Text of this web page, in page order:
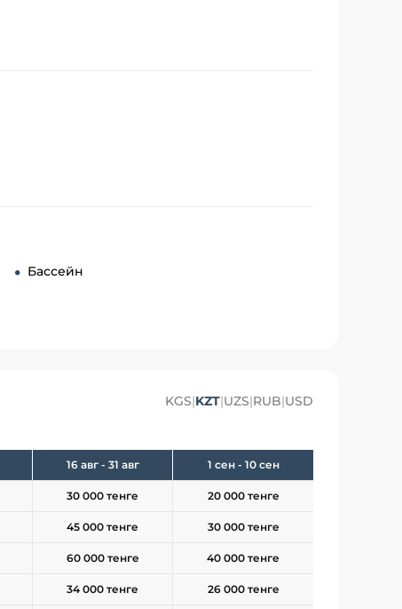
Бассейн
KGS|KZT|UZS|RUB|USD
16 авг - 31 авг 1 сен - 10 сен
30 000 тенге 20 000 тенге
45 000 тенге 30 000 тенге
60 000 тенге 40 000 тенге
34 000 тенге 26 000 тенге